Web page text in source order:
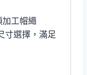
工帽繩
寸選擇，滿足